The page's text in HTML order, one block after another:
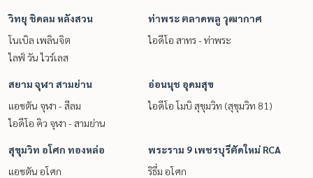
วิทยุ ชิดลม หลังสวน
โนเบิล เพลินจิต
ไลฟ์ วัน ไวร์เลส
ท่าพระ ตลาดพลู วุฒากาศ
ไอดีโอ สาทร - ท่าพระ
สยาม จุฬา สามย่าน
แอชตัน จุฬา - สีลม
ไอดีโอ คิว จุฬา - สามย่าน
อ่อนนุช อุดมสุข
ไอดีโอ โมบิ สุขุมวิท (สุขุมวิท 81)
สุขุมวิท อโศก ทองหล่อ
แอชตัน อโศก
พระราม 9 เพชรบุรีตัดใหม่ RCA
ริธึ่ม อโศก